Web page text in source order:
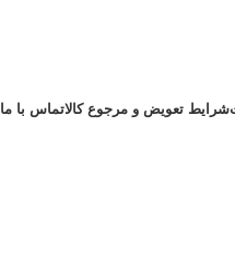
شرایط تعویض و مرجوع کالاتماس با ما